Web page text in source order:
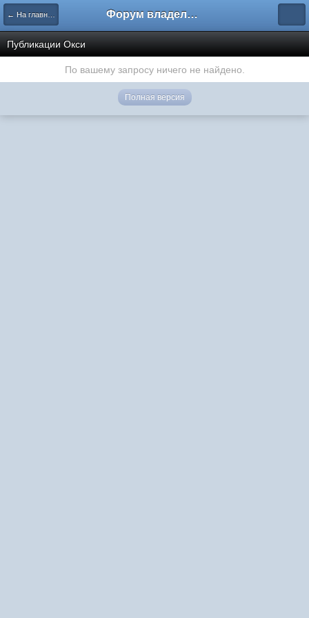
← На главную Форум владельцев интернет-магазинов
Публикации Окси
По вашему запросу ничего не найдено.
Полная версия